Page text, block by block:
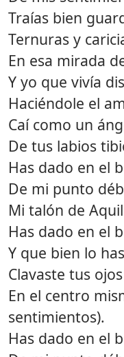
Traías bien
Ternuras y
En esa mirada
Y yo que vivía
Haciéndole el
Caí como un
De tus labios
Has dado en el
De mi punto
Mi talón de
Has dado en el
Y que bien lo
Clavaste tus ojos
En el centro
sentimientos).
Has dado en el